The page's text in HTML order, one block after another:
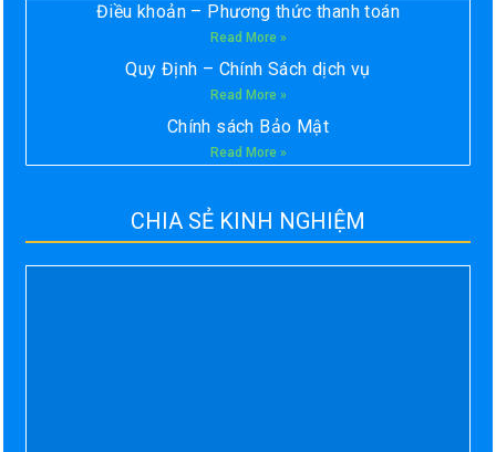
Điều khoản – Phương thức thanh toán
Read More »
Quy Định – Chính Sách dịch vụ
Read More »
Chính sách Bảo Mật
Read More »
CHIA SẺ KINH NGHIỆM